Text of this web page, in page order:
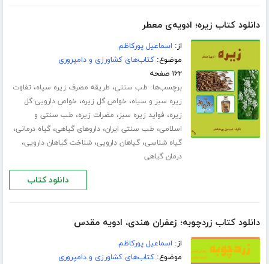
دانلود کتاب زیره؛ ادویه‌ی معطر
از: اسماعیل پورکاظم
موضوع:کتاب‌های کشاورزی و دامپروری
۱۶۲ صفحه
برچسب‌ها: طب سنتی، طریقه مصرف زیره سیاه، تفاوت
زیره سبز و سیاه، خواص گل زیره، خواص دارویی گل
زیره، فواید زیره سبز، مضرات زیره، طب سنتی و
اسلامی، طب سنتی ایران،داروهای گیاهی،گیاه درمانی،
گیاه شناسی،گیاهان دارویی،شناخت گیاهان دارویی،
درمان گیاهی
دانلود کتاب
دانلود کتاب زردچوبه؛ زعفران هندی، ادویه مقدس
از: اسماعیل پورکاظم
موضوع:کتاب‌های کشاورزی و دامپروری